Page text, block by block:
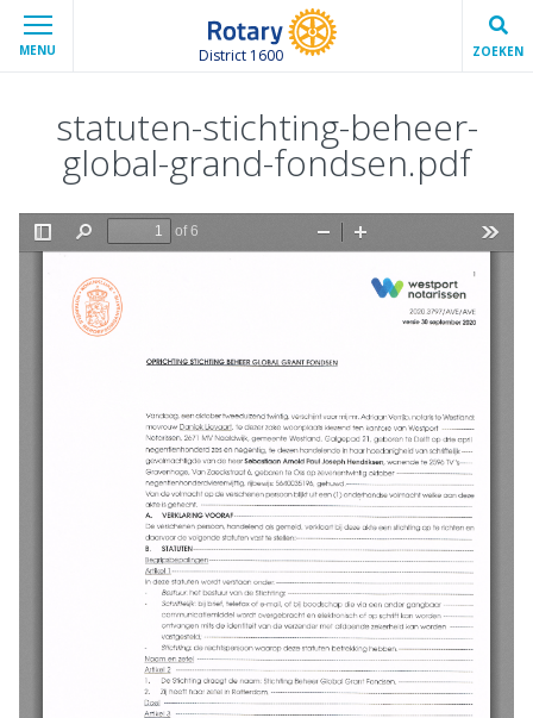
MENU District 1600 ZOEKEN
statuten-stichting-beheer-
global-grand-fondsen.pdf